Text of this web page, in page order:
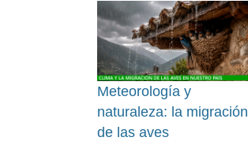
Meteorología y
naturaleza: la migración
de las aves